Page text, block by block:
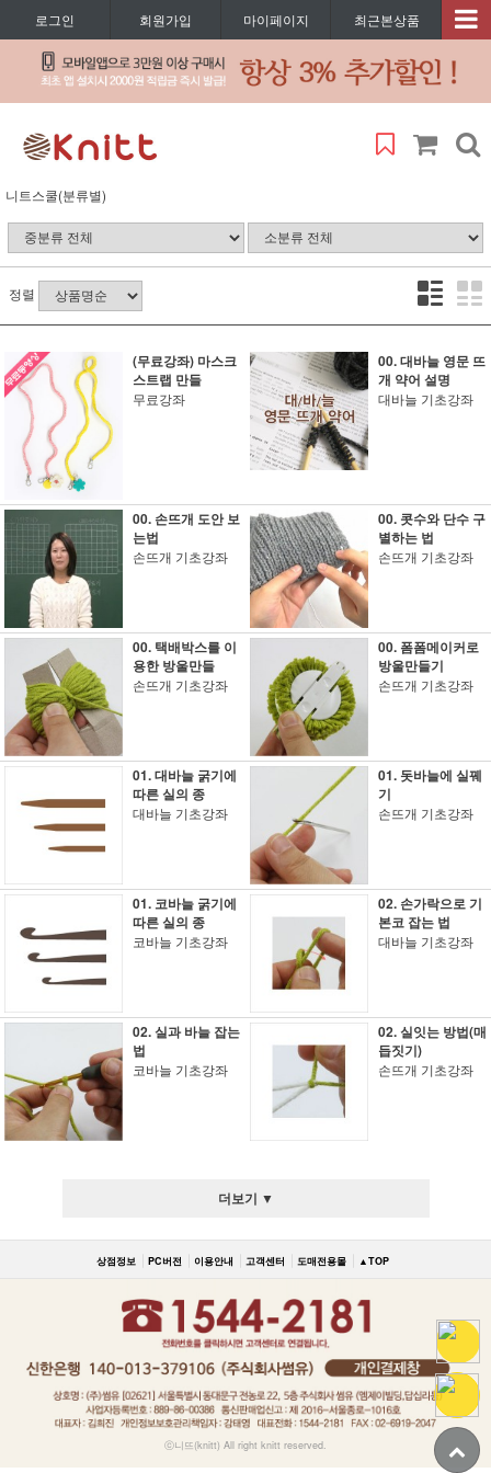
로그인 회원가입 마이페이지 최근본상품
니트스쿨(분류별)
정렬
(무료강좌) 마스크
스트랩 만들
무료강좌
00. 대바늘 영문 뜨
개 약어 설명
대바늘 기초강좌
00. 손뜨개 도안 보
는법
손뜨개 기초강좌
00. 콧수와 단수 구
별하는 법
손뜨개 기초강좌
00. 택배박스를 이
용한 방울만들
손뜨개 기초강좌
00. 폼폼메이커로
방울만들기
손뜨개 기초강좌
01. 대바늘 굵기에
따른 실의 종
대바늘 기초강좌
01. 돗바늘에 실꿰
기
손뜨개 기초강좌
01. 코바늘 굵기에
따른 실의 종
코바늘 기초강좌
02. 손가락으로 기
본코 잡는 법
대바늘 기초강좌
02. 실과 바늘 잡는
법
코바늘 기초강좌
02. 실잇는 방법(매
듭짓기)
손뜨개 기초강좌
더보기 ▼
상점정보 PC버전 이용안내 고객센터 도매전용몰 ▲TOP
ⓒ니뜨(knitt) All right knitt reserved.